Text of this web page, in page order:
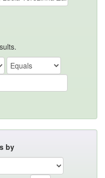
by